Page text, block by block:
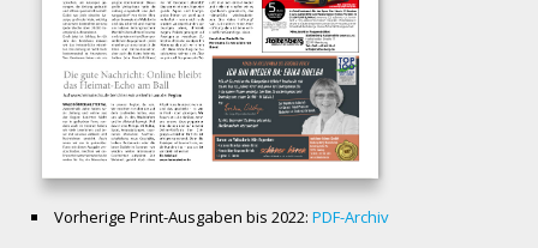
Vorherige Print-Ausgaben bis 2022: PDF-Archiv